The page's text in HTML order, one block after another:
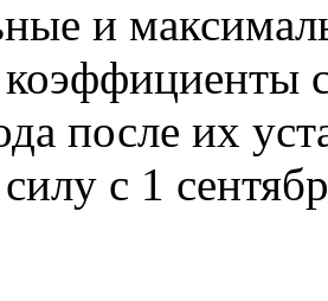
и
после их
с 1